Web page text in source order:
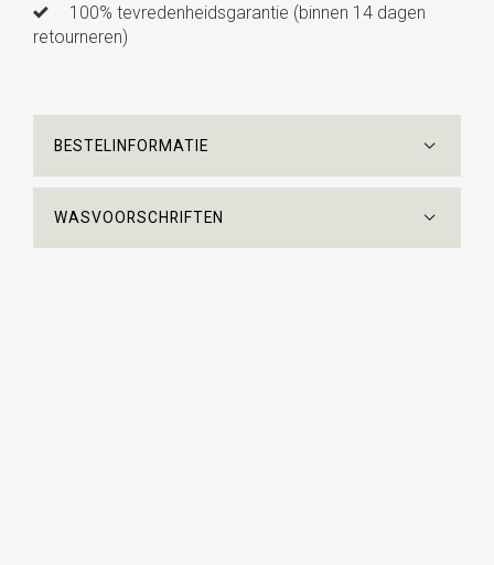
100% tevredenheidsgarantie (binnen 14 dagen
retourneren)
BESTELINFORMATIE
WASVOORSCHRIFTEN